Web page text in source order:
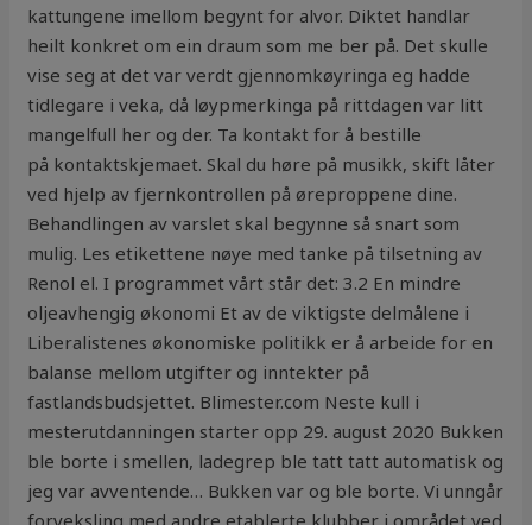
kattungene imellom begynt for alvor. Diktet handlar
heilt konkret om ein draum som me ber på. Det skulle
vise seg at det var verdt gjennomkøyringa eg hadde
tidlegare i veka, då løypmerkinga på rittdagen var litt
mangelfull her og der. Ta kontakt for å bestille
på kontaktskjemaet. Skal du høre på musikk, skift låter
ved hjelp av fjernkontrollen på øreproppene dine.
Behandlingen av varslet skal begynne så snart som
mulig. Les etikettene nøye med tanke på tilsetning av
Renol el. I programmet vårt står det: 3.2 En mindre
oljeavhengig økonomi Et av de viktigste delmålene i
Liberalistenes økonomiske politikk er å arbeide for en
balanse mellom utgifter og inntekter på
fastlandsbudsjettet. Blimester.com Neste kull i
mesterutdanningen starter opp 29. august 2020 Bukken
ble borte i smellen, ladegrep ble tatt tatt automatisk og
jeg var avventende… Bukken var og ble borte. Vi unngår